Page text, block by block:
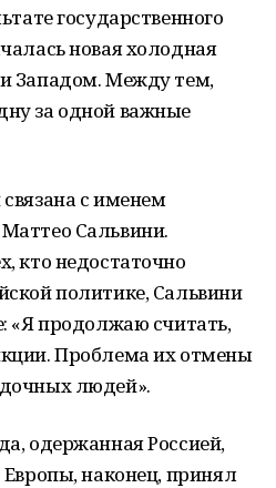
государственного
новая холодная
Западом. Между тем,
за одной важные
с именем
Сальвини.
кто недостаточно
политике, Сальвини
«Я продолжаю считать,
Проблема их отмены
людей».
одержанная Россией,
Европы, наконец, принял